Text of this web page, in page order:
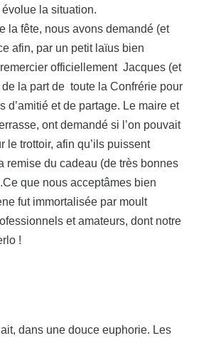
évolue la situation.
la fête, nous avons demandé (et
afin, par un petit laïus bien
officiellement Jacques (et
de la part de toute la Confrérie pour
d’amitié et de partage. Le maire et
ont demandé si l’on pouvait
le trottoir, afin qu’ils puissent
remise du cadeau (de très bonnes
que nous acceptâmes bien
fut immortalisée par moult
et amateurs, dont notre
!
dans une douce euphorie. Les